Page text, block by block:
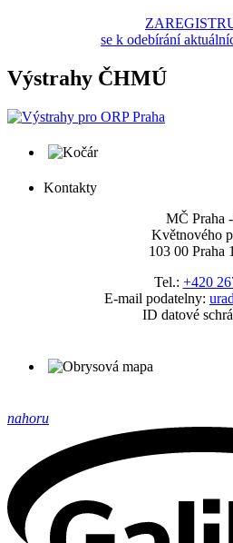
se k odebírání
Výstrahy ČHMÚ
Kontakty
MČ Praha
Květnového
103 00 Praha
Tel.: +420
E-mail podatelny:
ID datové
nahoru